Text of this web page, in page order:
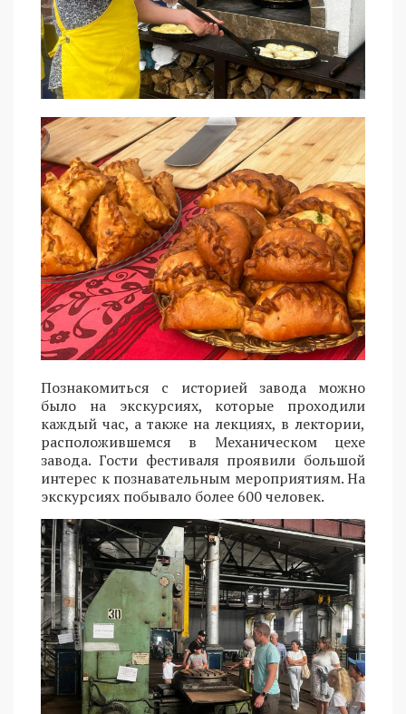
Познакомиться с историей завода можно
было на экскурсиях, которые проходили
каждый час, а также на лекциях, в лектории,
расположившемся в Механическом цехе
завода. Гости фестиваля проявили большой
интерес к познавательным мероприятиям. На
экскурсиях побывало более 600 человек.